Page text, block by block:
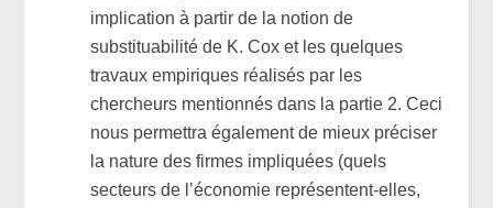
implication à partir de la notion de
substituabilité de K. Cox et les quelques
travaux empiriques réalisés par les
chercheurs mentionnés dans la partie 2. Ceci
nous permettra également de mieux préciser
la nature des firmes impliquées (quels
secteurs de l’économie représentent-elles,